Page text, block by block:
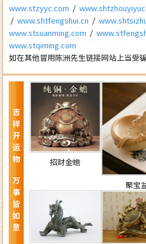
www.stzyyc.com /
/ www.shtfengshui.cn /
www.stsuanming.com /
www.stqiming.com
如在其他冒用陈洲先生链接网站上当受
吉祥开运物 万事皆如意 招财金蟾
聚宝